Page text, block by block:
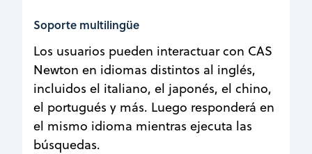
Soporte multilingüe
Los usuarios pueden interactuar con CAS
Newton en idiomas distintos al inglés,
incluidos el italiano, el japonés, el chino,
el portugués y más. Luego responderá en
el mismo idioma mientras ejecuta las
búsquedas.